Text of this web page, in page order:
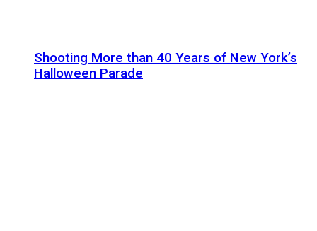
Shooting More than 40 Years of New York’s
Halloween Parade